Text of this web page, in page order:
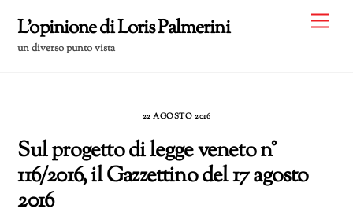
content
L'opinione di Loris Palmerini
un diverso punto vista
22 AGOSTO 2016
Sul progetto di legge veneto n°
116/2016, il Gazzettino del 17 agosto
2016